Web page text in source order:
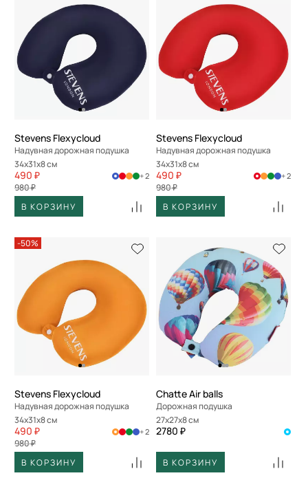
Stevens Flexycloud
Надувная дорожная подушка
34x31x8 см
490 ₽
980 ₽
+ 2
В КОРЗИНУ
Stevens Flexycloud
Надувная дорожная подушка
34x31x8 см
490 ₽
980 ₽
+ 2
В КОРЗИНУ
-50%
Stevens Flexycloud
Надувная дорожная подушка
34x31x8 см
490 ₽
980 ₽
+ 2
В КОРЗИНУ
Chatte Air balls
Дорожная подушка
27x27x8 см
2780 ₽
В КОРЗИНУ